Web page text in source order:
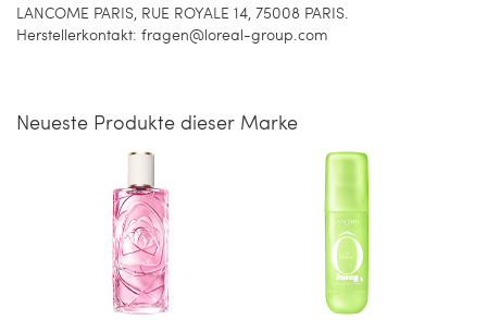
LANCOME PARIS, RUE ROYALE 14, 75008 PARIS.
Herstellerkontakt: fragen@loreal-group.com
Neueste Produkte dieser Marke